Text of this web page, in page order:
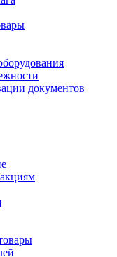
документов